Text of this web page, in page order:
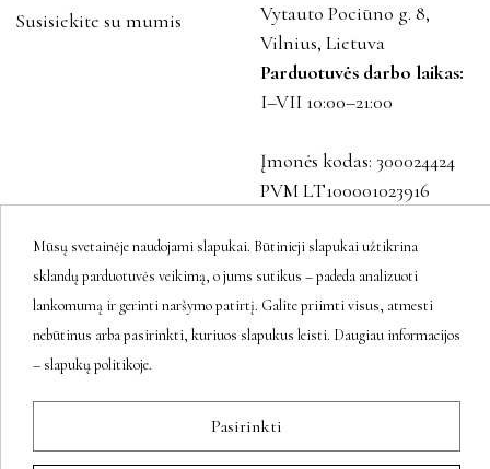
Susisiekite su mumis
Vytauto Pociūno g. 8,
Vilnius, Lietuva
Parduotuvės darbo laikas:
I–VII 10:00–21:00
Įmonės kodas: 300024424
PVM LT100001023916
Sekite mus
Mūsų svetainėje naudojami slapukai. Būtinieji slapukai užtikrina
sklandų parduotuvės veikimą, o jums sutikus – padeda analizuoti
lankomumą ir gerinti naršymo patirtį. Galite priimti visus, atmesti
nebūtinus arba pasirinkti, kuriuos slapukus leisti. Daugiau informacijos
– slapukų politikoje.
Pasirinkti